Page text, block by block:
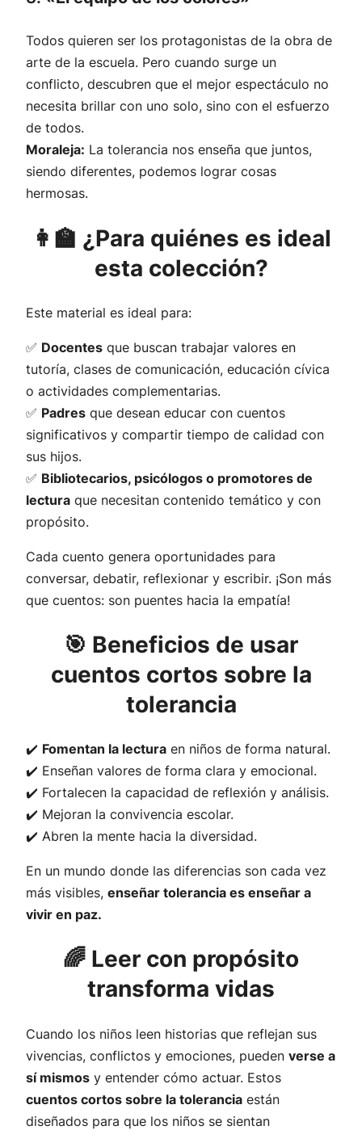
Todos quieren ser los protagonistas de la obra de
arte de la escuela. Pero cuando surge un
conflicto, descubren que el mejor espectáculo no
necesita brillar con uno solo, sino con el esfuerzo
de todos.
Moraleja: La tolerancia nos enseña que juntos,
siendo diferentes, podemos lograr cosas
hermosas.
👩‍🏫 ¿Para quiénes es ideal
esta colección?
Este material es ideal para:
✅ Docentes que buscan trabajar valores en
tutoría, clases de comunicación, educación cívica
o actividades complementarias.
✅ Padres que desean educar con cuentos
significativos y compartir tiempo de calidad con
sus hijos.
✅ Bibliotecarios, psicólogos o promotores de
lectura que necesitan contenido temático y con
propósito.
Cada cuento genera oportunidades para
conversar, debatir, reflexionar y escribir. ¡Son más
que cuentos: son puentes hacia la empatía!
🎯 Beneficios de usar
cuentos cortos sobre la
tolerancia
✔️ Fomentan la lectura en niños de forma natural.
✔️ Enseñan valores de forma clara y emocional.
✔️ Fortalecen la capacidad de reflexión y análisis.
✔️ Mejoran la convivencia escolar.
✔️ Abren la mente hacia la diversidad.
En un mundo donde las diferencias son cada vez
más visibles, enseñar tolerancia es enseñar a
vivir en paz.
🌈 Leer con propósito
transforma vidas
Cuando los niños leen historias que reflejan sus
vivencias, conflictos y emociones, pueden verse a
sí mismos y entender cómo actuar. Estos
cuentos cortos sobre la tolerancia están
diseñados para que los niños se sientan